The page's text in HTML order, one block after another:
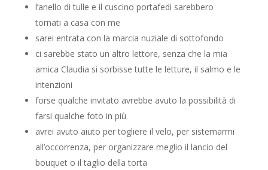
l’anello di tulle e il cuscino portafedi sarebbero
tornati a casa con me
sarei entrata con la marcia nuziale di sottofondo
ci sarebbe stato un altro lettore, senza che la mia
amica Claudia si sorbisse tutte le letture, il salmo e le
intenzioni
forse qualche invitato avrebbe avuto la possibilità di
farsi qualche foto in più
avrei avuto aiuto per togliere il velo, per sistemarmi
all’occorrenza, per organizzare meglio il lancio del
bouquet o il taglio della torta